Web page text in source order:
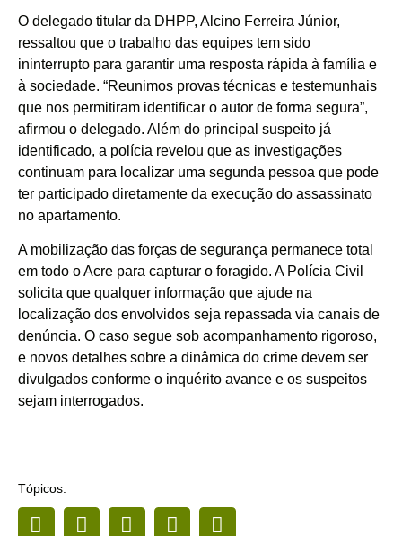
O delegado titular da DHPP, Alcino Ferreira Júnior,
ressaltou que o trabalho das equipes tem sido
ininterrupto para garantir uma resposta rápida à família e
à sociedade. “Reunimos provas técnicas e testemunhais
que nos permitiram identificar o autor de forma segura”,
afirmou o delegado. Além do principal suspeito já
identificado, a polícia revelou que as investigações
continuam para localizar uma segunda pessoa que pode
ter participado diretamente da execução do assassinato
no apartamento.
A mobilização das forças de segurança permanece total
em todo o Acre para capturar o foragido. A Polícia Civil
solicita que qualquer informação que ajude na
localização dos envolvidos seja repassada via canais de
denúncia. O caso segue sob acompanhamento rigoroso,
e novos detalhes sobre a dinâmica do crime devem ser
divulgados conforme o inquérito avance e os suspeitos
sejam interrogados.
Tópicos: